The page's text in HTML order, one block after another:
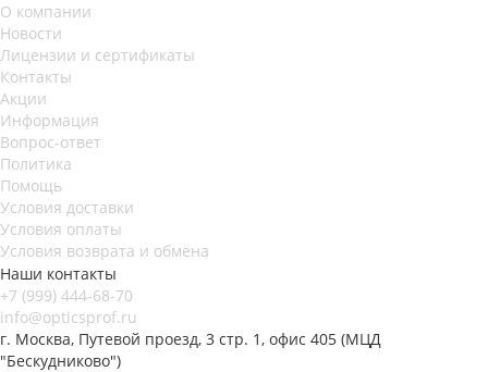
О компании
Новости
Лицензии и сертификаты
Контакты
Акции
Информация
Вопрос-ответ
Политика
Помощь
Условия доставки
Условия оплаты
Условия возврата и обмена
Наши контакты
+7 (999) 444-68-70
info@opticsprof.ru
г. Москва, Путевой проезд, 3 стр. 1, офис 405 (МЦД
"Бескудниково")